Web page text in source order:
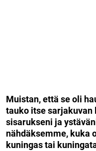
Muistan, että se oli
tauko itse sarjakuvan
sisarukseni ja
nähdäksemme, kuka
kuningas tai